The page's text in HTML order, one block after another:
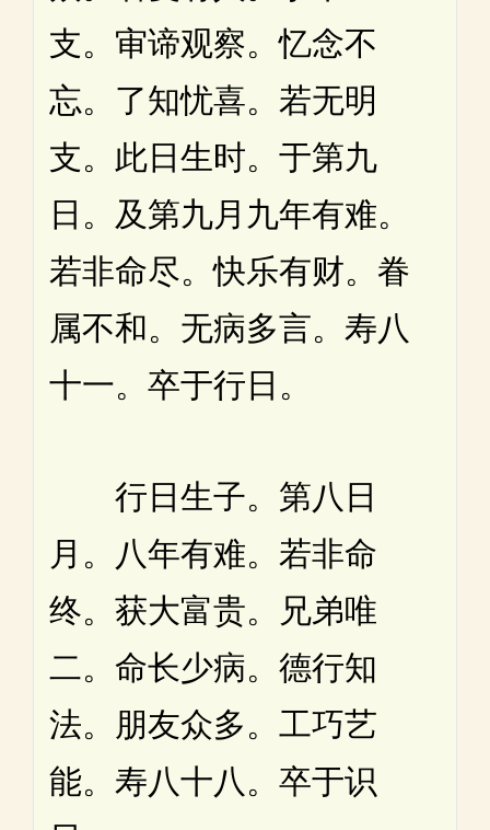
支。审谛观察。忆念不
忘。了知忧喜。若无明
支。此日生时。于第九
日。及第九月九年有难。
若非命尽。快乐有财。眷
属不和。无病多言。寿八
十一。卒于行日。
行日生子。第八日
月。八年有难。若非命
终。获大富贵。兄弟唯
二。命长少病。德行知
法。朋友众多。工巧艺
能。寿八十八。卒于识